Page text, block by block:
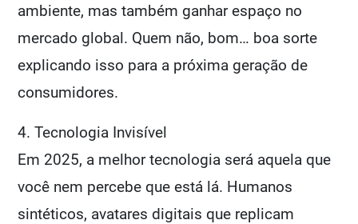
ambiente, mas também ganhar espaço no
mercado global. Quem não, bom… boa sorte
explicando isso para a próxima geração de
consumidores.
4. Tecnologia Invisível
Em 2025, a melhor tecnologia será aquela que
você nem percebe que está lá. Humanos
sintéticos, avatares digitais que replicam